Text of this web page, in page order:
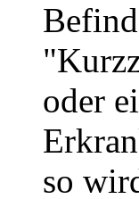
oder
so